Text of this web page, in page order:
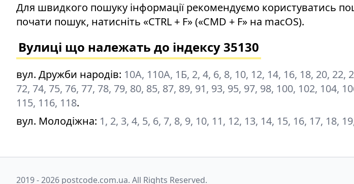
Для швидкого пошуку інформації рекомендуємо користуватись
почати пошук, натисніть «CTRL + F» («CMD + F» на macOS).
Вулиці що належать до індексу 35130
вул. Дружби народів: 10А, 110А, 1Б, 2, 4, 6, 8, 10, 12, 14, 16, 18, 20, 22,
72, 74, 75, 76, 77, 78, 79, 80, 85, 87, 89, 91, 93, 95, 97, 98, 100, 102, 104,
115, 116, 118.
вул. Молодіжна: 1, 2, 3, 4, 5, 6, 7, 8, 9, 10, 11, 12, 13, 14, 15, 16, 17, 18,
2019 - 2026 postcode.com.ua. All Rights Reserved.